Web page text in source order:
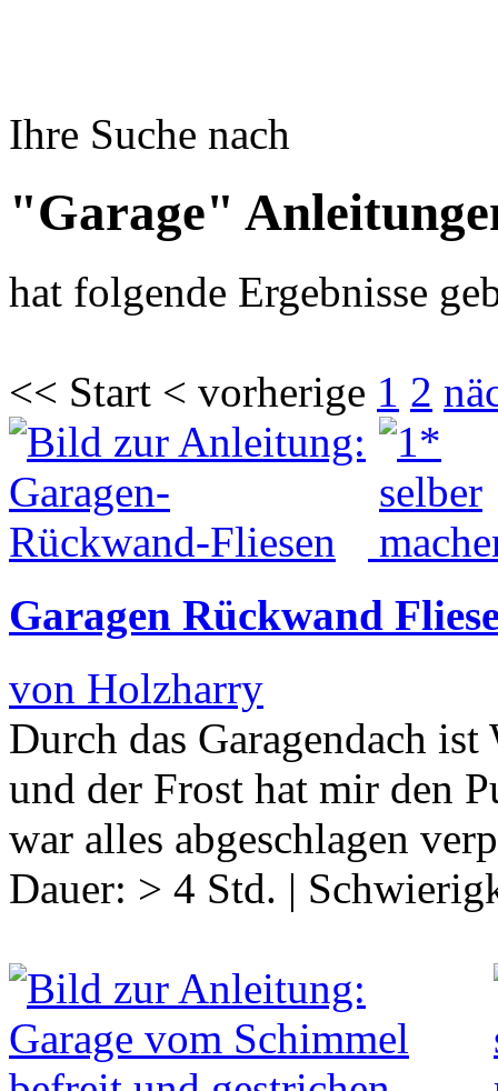
Ihre Suche nach
"Garage"
hat folgende Ergebnisse
<< Start < vorherige 1 2
Garagen Rückwand
von Holzharry
Durch das Garagendach
und der Frost hat mir den
war alles abgeschlagen
Dauer: > 4 Std. |